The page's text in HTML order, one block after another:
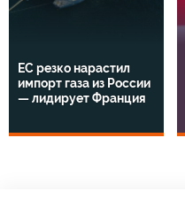
ЕС резко нарастил
импорт газа из России
— лидирует Франция